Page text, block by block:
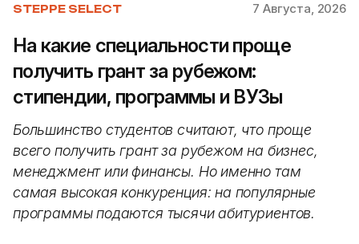
STEPPE SELECT 7 Августа, 2026
На какие специальности проще
получить грант за рубежом:
стипендии, программы и ВУЗы
Большинство студентов считают, что проще
всего получить грант за рубежом на бизнес,
менеджмент или финансы. Но именно там
самая высокая конкуренция: на популярные
программы подаются тысячи абитуриентов.